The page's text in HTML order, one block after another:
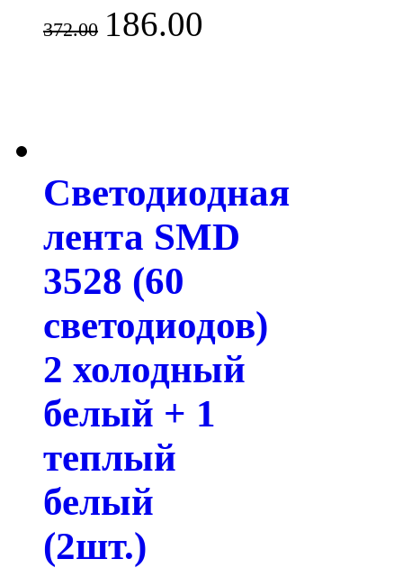
372.00 186.00
Светодиодная
лента SMD
3528 (60
светодиодов)
2 холодный
белый + 1
теплый
белый
(2шт.)